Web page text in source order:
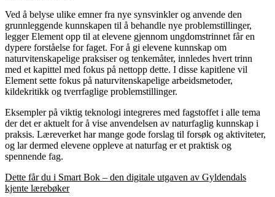
Ved å belyse ulike emner fra nye synsvinkler og anvende den
grunnleggende kunnskapen til å behandle nye problemstillinger,
legger Element opp til at elevene gjennom ungdomstrinnet får en
dypere forståelse for faget. For å gi elevene kunnskap om
naturvitenskapelige praksiser og tenkemåter, innledes hvert trinn
med et kapittel med fokus på nettopp dette. I disse kapitlene vil
Element sette fokus på naturvitenskapelige arbeidsmetoder,
kildekritikk og tverrfaglige problemstillinger.
Eksempler på viktig teknologi integreres med fagstoffet i alle tema
der det er aktuelt for å vise anvendelsen av naturfaglig kunnskap i
praksis. Læreverket har mange gode forslag til forsøk og aktiviteter,
og lar dermed elevene oppleve at naturfag er et praktisk og
spennende fag.
Dette får du i Smart Bok – den digitale utgaven av Gyldendals
kjente lærebøker